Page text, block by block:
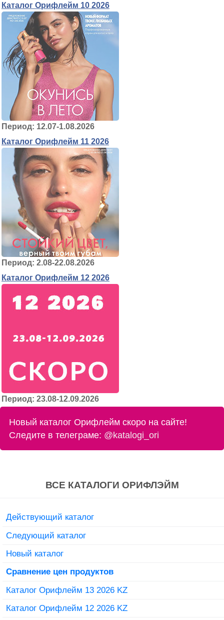
Каталог Орифлейм 10 2026
Период: 12.07-1.08.2026
Каталог Орифлейм 11 2026
Период: 2.08-22.08.2026
Каталог Орифлейм 12 2026
Период: 23.08-12.09.2026
Новый каталог Орифлейм скоро на сайте!
Следите в телеграме: @katalogi_ori
ВСЕ КАТАЛОГИ ОРИФЛЭЙМ
Действующий каталог
Следующий каталог
Новый каталог
Сравнение цен продуктов
Каталог Орифлейм 13 2026 KZ
Каталог Орифлейм 12 2026 KZ